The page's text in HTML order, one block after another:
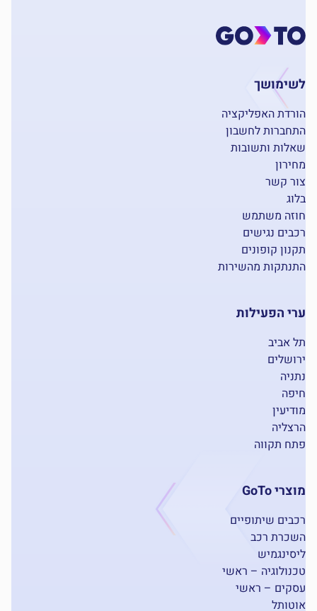
לשימושך
הורדת האפליקציה
התחברות לחשבון
שאלות ותשובות
מחירון
צור קשר
בלוג
חוזה משתמש
רכבים נגישים
תקנון קופונים
התנתקות מהשירות
ערי הפעילות
תל אביב
ירושלים
נתניה
חיפה
מודיעין
הרצליה
פתח תקווה
מוצרי GoTo
רכבים שיתופיים
השכרת רכב
ליסינגמיש
טכנולוגיה – ראשי
עסקים – ראשי
אוטותל